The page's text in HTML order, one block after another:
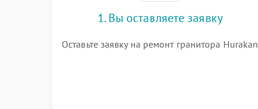
1. Вы оставляете заявку
Оставьте заявку на ремонт гранитора Hurakan